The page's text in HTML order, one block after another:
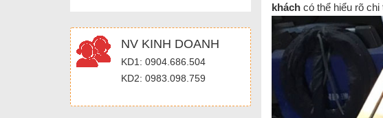
NV KINH DOANH
KD1: 0904.686.504
KD2: 0983.098.759
kháchcó thể hiểu rõ chi